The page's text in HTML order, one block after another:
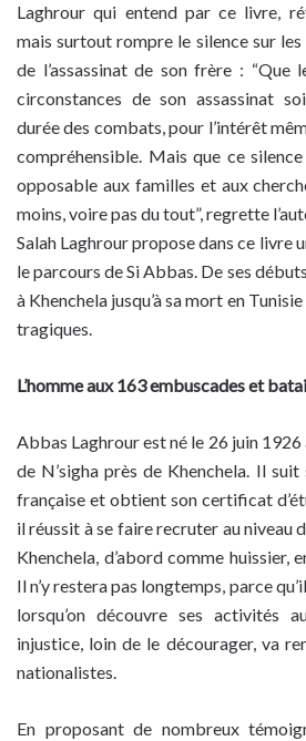
Laghrour qui entend par ce livre,
mais surtout rompre le silence sur
de l’assassinat de son frère : “Que
circonstances de son assassinat
durée des combats, pour l’intérêt
compréhensible. Mais que ce
opposable aux familles et aux
moins, voire pas du tout”, regrette
Salah Laghrour propose dans ce livre
le parcours de Si Abbas. De ses
à Khenchela jusqu’à sa mort en
tragiques.
L’homme aux 163 embuscades et
Abbas Laghrour est né le 26 juin
de N’sigha près de Khenchela. Il suit
française et obtient son certificat
il réussit à se faire recruter au niveau
Khenchela, d’abord comme huissier,
Il n’y restera pas longtemps, parce
lorsqu’on découvre ses activités
injustice, loin de le décourager, va
nationalistes.
En proposant de nombreux